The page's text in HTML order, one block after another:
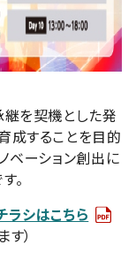
を契機とした発
成することを目的
ベーション創出に
。
ラシはこちら
）